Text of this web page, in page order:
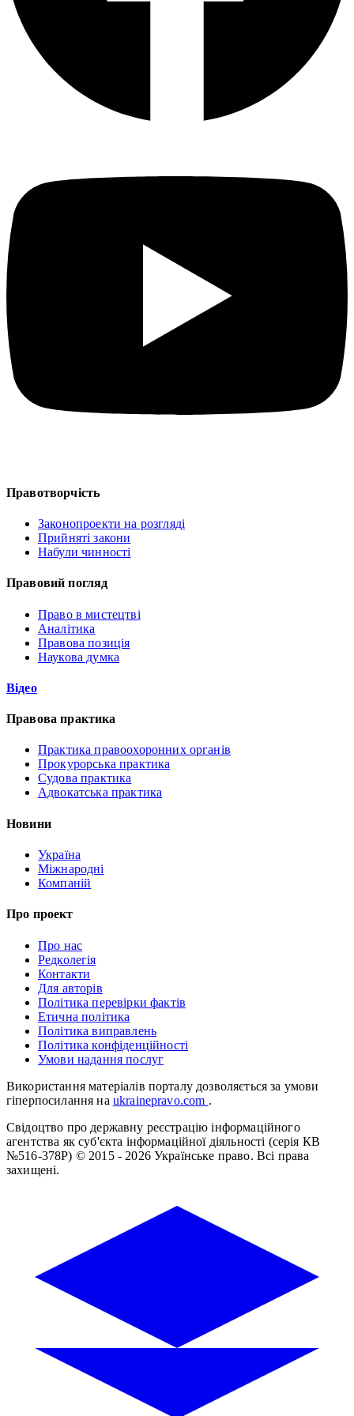
Правотворчість
Законопроекти на розгляді
Прийняті закони
Набули чинності
Правовий погляд
Право в мистецтві
Аналітика
Правова позиція
Наукова думка
Відео
Правова практика
Практика правоохоронних органів
Прокурорська практика
Судова практика
Адвокатська практика
Новини
Україна
Міжнародні
Компаній
Про проект
Про нас
Редколегія
Контакти
Для авторів
Політика перевірки фактів
Етична політика
Політика виправлень
Політика конфіденційності
Умови надання послуг
Використання матеріалів порталу дозволяється за умови
гіперпосилання на ukrainepravo.com .
Свідоцтво про державну реєстрацію інформаційного
агентства як суб'єкта інформаційної діяльності (серія КВ
№516-378Р) © 2015 - 2026 Українське право. Всі права
захищені.